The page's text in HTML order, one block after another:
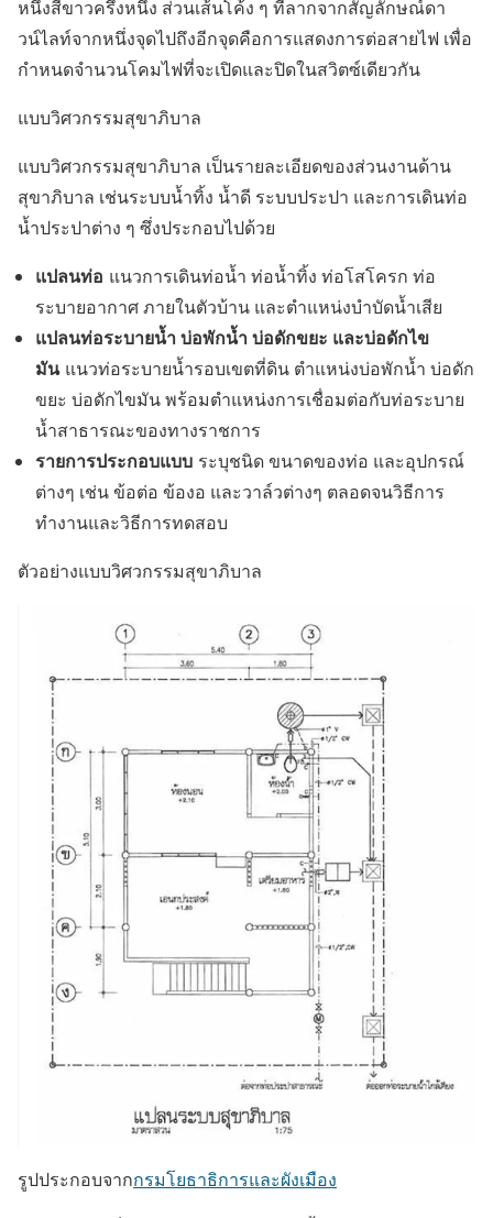
หนึ่งสีขาวครึ่งหนึ่ง ส่วนเส้นโค้ง ๆ ที่ลากจากสัญลักษณ์ดา
วน์ไลท์จากหนึ่งจุดไปถึงอีกจุดคือการแสดงการต่อสายไฟ เพื่อ
กำหนดจำนวนโคมไฟที่จะเปิดและปิดในสวิตซ์เดียวกัน
แบบวิศวกรรมสุขาภิบาล
แบบวิศวกรรมสุขาภิบาล เป็นรายละเอียดของส่วนงานด้าน
สุขาภิบาล เช่นระบบน้ำทิ้ง น้ำดี ระบบประปา และการเดินท่อ
น้ำประปาต่าง ๆ ซึ่งประกอบไปด้วย
แปลนท่อ แนวการเดินท่อน้ำ ท่อน้ำทิ้ง ท่อโสโครก ท่อ
ระบายอากาศ ภายในตัวบ้าน และตำแหน่งบำบัดน้ำเสีย
แปลนท่อระบายน้ำ บ่อพักน้ำ บ่อดักขยะ และบ่อดักไข
มัน แนวท่อระบายน้ำรอบเขตที่ดิน ตำแหน่งบ่อพักน้ำ บ่อดัก
ขยะ บ่อดักไขมัน พร้อมตำแหน่งการเชื่อมต่อกับท่อระบาย
น้ำสาธารณะของทางราชการ
รายการประกอบแบบ ระบุชนิด ขนาดของท่อ และอุปกรณ์
ต่างๆ เช่น ข้อต่อ ข้องอ และวาล์วต่างๆ ตลอดจนวิธีการ
ทำงานและวิธีการทดสอบ
ตัวอย่างแบบวิศวกรรมสุขาภิบาล
รูปประกอบจากกรมโยธาธิการและผังเมือง